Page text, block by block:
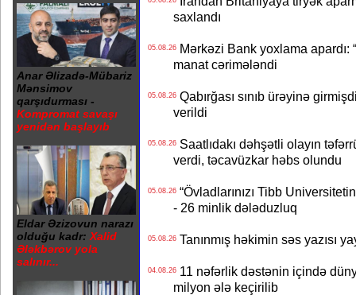
Anar Əlizadə-Mübariz
Mənsimov
qarşıdurması -
Kompromat savaşı
yenidən başlayıb
Eldar Əzizovun narazı
olduğu kadr: Xalid
Ələkbərov yola
salınır...
saxlandı
05.08.26Mərkəzi Bank yoxlama apardı:
manat cərimələndi
05.08.26Qabırğası sınıb ürəyinə
verildi
05.08.26Saatlıdakı dəhşətli olayın
verdi, təcavüzkar həbs olundu
05.08.26“Övladlarınızı Tibb
- 26 minlik dələduzluq
05.08.26Tanınmış həkimin səs yazısı
04.08.2611 nəfərlik dəstənin içində
milyon ələ keçirilib